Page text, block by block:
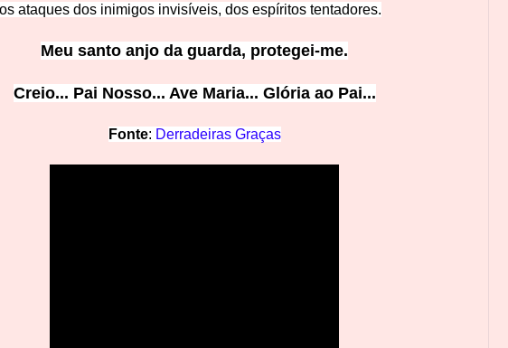
ataques dos inimigos invisíveis, dos espíritos tentadores.
Meu santo anjo da guarda, protegei-me.
Creio... Pai Nosso... Ave Maria... Glória ao Pai...
Fonte: Derradeiras Graças